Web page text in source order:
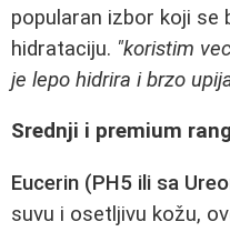
popularan izbor koji se
hidrataciju. "koristim
je lepo hidrira i brzo
Srednji i premium
Eucerin (PH5 ili sa
suvu i osetljivu kožu,